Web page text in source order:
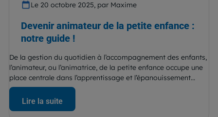
Le 20 octobre 2025, par Maxime
Devenir animateur de la petite enfance :
notre guide !
De la gestion du quotidien à l’accompagnement des enfants,
l’animateur, ou l’animatrice, de la petite enfance occupe une
place centrale dans l’apprentissage et l’épanouissement...
Lire la suite